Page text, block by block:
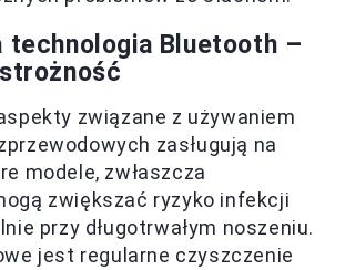
technologia Bluetooth –
związane z używaniem
zasługują na
modele, zwłaszcza
zwiększać ryzyko infekcji
przy długotrwałym noszeniu.
jest regularne czyszczenie